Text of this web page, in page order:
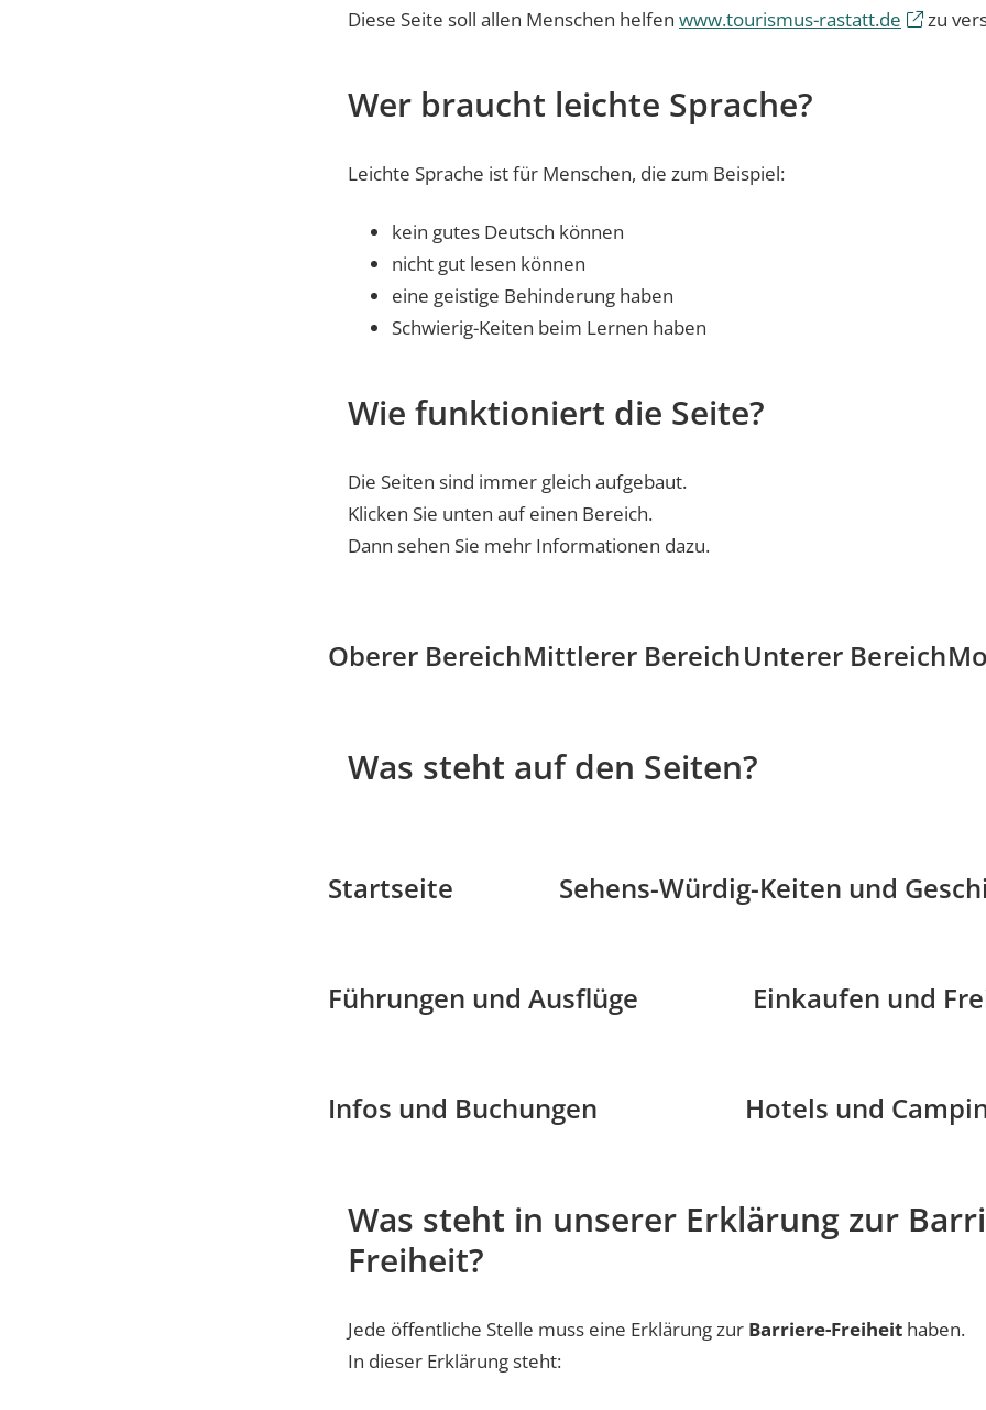
Diese Seite soll allen Menschen helfen www.tourismus-rastatt.de zu
Wer braucht leichte Sprache?
Leichte Sprache ist für Menschen, die zum Beispiel:
kein gutes Deutsch können
nicht gut lesen können
eine geistige Behinderung haben
Schwierig-Keiten beim Lernen haben
Wie funktioniert die Seite?
Die Seiten sind immer gleich aufgebaut.
Klicken Sie unten auf einen Bereich.
Dann sehen Sie mehr Informationen dazu.
Oberer BereichMittlerer BereichUnterer Bereich
Was steht auf den Seiten?
Startseite Sehens-Würdig-Keiten und
Führungen und Ausflüge Einkaufen und
Infos und Buchungen Hotels und
Was steht in unserer Erklärung zur
Freiheit?
Jede öffentliche Stelle muss eine Erklärung zur Barriere-Freiheit haben.
In dieser Erklärung steht: